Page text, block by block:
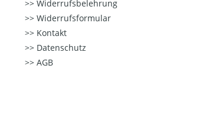
Widerrufsbelehrung
Widerrufsformular
Kontakt
Datenschutz
AGB